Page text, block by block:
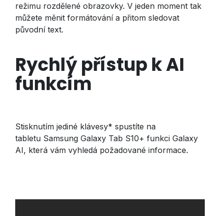
režimu rozdělené obrazovky. V jeden moment tak
můžete měnit formátování a přitom sledovat
původní text.
Rychlý přístup k AI
funkcím
Stisknutím jediné klávesy* spustíte na
tabletu Samsung Galaxy Tab S10+ funkci Galaxy
AI, která vám vyhledá požadované informace.